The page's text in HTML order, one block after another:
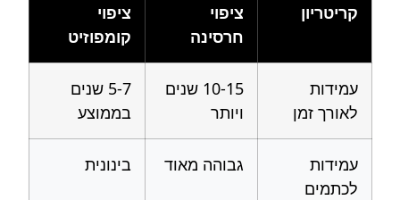
קריטריון
ציפוי
חרסינה
ציפוי
קומפוזיט
עמידות
לאורך זמן
10-15 שנים
ויותר
5-7 שנים
בממוצע
עמידות
לכתמים
גבוהה מאוד בינונית